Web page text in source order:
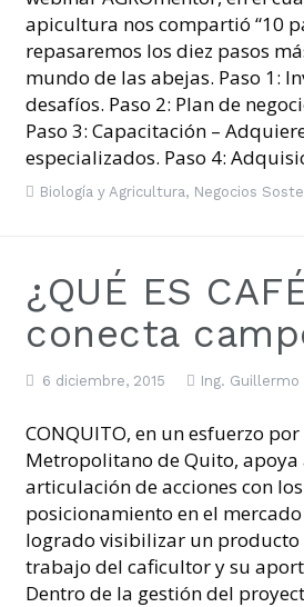
apicultura nos compartió “10
repasaremos los diez pasos
mundo de las abejas. ​Paso 1:
desafíos. ​Paso 2: Plan de
Paso 3: Capacitación –
especializados. ​Paso 4:
Biología y Agricultura, Negocios
¿QUÉ ES
conecta
6 diciembre, 2015 Ing. Guillermo
CONQUITO, en un esfuerzo
Metropolitano de Quito,
articulación de acciones con
posicionamiento en el
logrado visibilizar un
trabajo del caficultor y su
Dentro de la gestión del